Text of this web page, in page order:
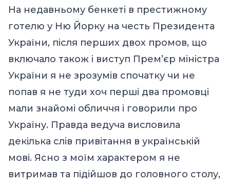
На недавньому бенкеті в престижному
готелю у Ню Йорку на честь Президента
України, після перших двох промов, що
включало також і виступ Прем’єр міністра
України я не зрозумів спочатку чи не
попав я не туди хоч перші два промовці
мали знайомі обличчя і говорили про
Україну. Правда ведуча висловила
декілька слів привітання в українській
мові. Ясно з моїм характером я не
витримав та підійшов до головного столу,